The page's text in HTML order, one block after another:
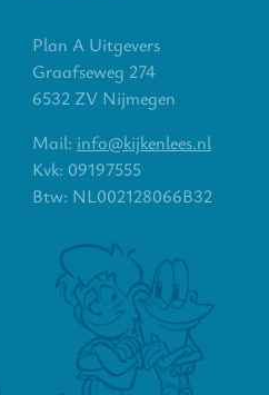
Plan A Uitgevers
Graafseweg 274
6532 ZV Nijmegen
Mail: info@kijkenlees.nl
Kvk: 09197555
Btw: NL002128066B32